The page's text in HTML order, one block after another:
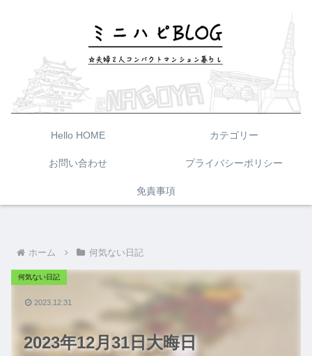
Hello HOME カテゴリー
お問い合わせ プライバシーポリシー
免責事項
ホーム 何気ない日記
2023年12月31日大晦日
何気ない日記
2023.12.31